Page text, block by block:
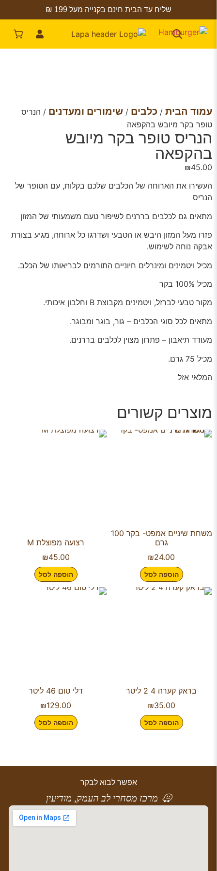
שליח עד הבית חינם בקנייה מעל 199 ₪
עמוד הבית / כלבים / שימורים ומעדנים / הנריס
טופר בקר מיובש בהקפאה
הנריס טופר בקר מיובש
בהקפאה
₪45.00
העשירו את הארוחה של הכלבים שלכם בקלות, עם הטופר של
הנריס
מתאים גם לכלבים בררנים לשיפור טעם משמעותי של המזון
פזרו מעל המזון היבש או הטבעי ושדרגו כל ארוחה, מגיע בצורת
אבקה נוחה לשימוש.
מכיל ויטמינים ומינרלים חיוניים התורמים לבריאותו של הכלב.
מכיל 100% בקר
מקור טבעי לברזל, ויטמינים מקבוצת B וחלבון איכותי.
מתאים לכל סוגי הכלבים – גור, בוגר ומבוגר.
מעודד תיאבון – פתרון מצוין לכלבים בררנים.
מכיל 75 גרם.
המלאי אזל
מוצרים קשורים
משחת שיניים אמפט- בקר 100
גרם
₪24.00
הוספה לסל
רצועה מפוצלת M
₪45.00
הוספה לסל
בראק קערה 4 2 ליטר
₪35.00
הוספה לסל
דלי טום 46 ליטר
₪129.00
הוספה לסל
אפשר לבוא לבקר
מרכז מסחרי לב העמק, מודיעין